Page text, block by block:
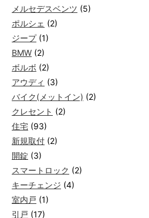
メルセデスベンツ (5)
ポルシェ (2)
ジープ(1)
BMW (2)
ボルボ (2)
アウディ (3)
バイク(メットイン) (2)
クレセント (2)
住宅 (93)
新規取付 (2)
開錠 (3)
スマートロック (2)
キーチェンジ (4)
室内戸 (1)
引戸 (17)